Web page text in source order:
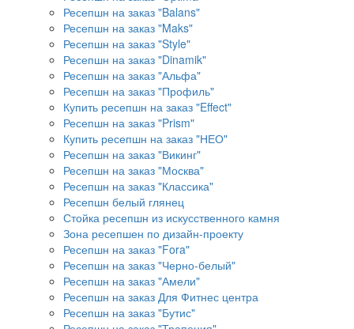
Ресепшн на заказ "Balans"
Ресепшн на заказ "Maks"
Ресепшн на заказ "Style"
Ресепшн на заказ "Dinamik"
Ресепшн на заказ "Альфа"
Ресепшн на заказ "Профиль"
Купить ресепшн на заказ "Effect"
Ресепшн на заказ "Prism"
Купить ресепшн на заказ "НЕО"
Ресепшн на заказ "Викинг"
Ресепшн на заказ "Москва"
Ресепшн на заказ "Классика"
Ресепшн белый глянец
Стойка ресепшн из искусственного камня
Зона ресепшен по дизайн-проекту
Ресепшн на заказ "Fora"
Ресепшн на заказ "Черно-белый"
Ресепшн на заказ "Амели"
Ресепшн на заказ Для Фитнес центра
Ресепшн на заказ "Бутис"